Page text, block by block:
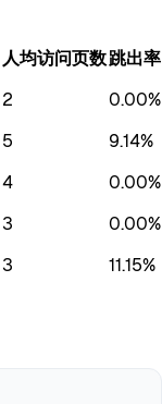
人均访问页数跳出率
2
0.00%
5
9.14%
4
0.00%
3
0.00%
3 11.15%